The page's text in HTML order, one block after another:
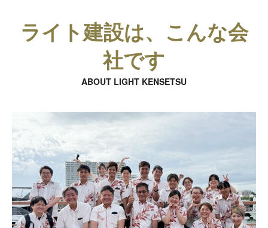
ライト建設は、こんな会
社です
ABOUT LIGHT KENSETSU